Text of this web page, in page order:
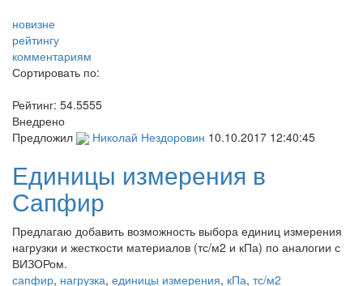
новизне
рейтингу
комментариям
Сортировать по:
Рейтинг: 54.5555
Внедрено
Предложил
Николай Нездоровин 10.10.2017 12:40:45
Единицы измерения в
Сапфир
Предлагаю добавить возможность выбора единиц измерения
нагрузки и жесткости материалов (тс/м2 и кПа) по аналогии с
ВИЗОРом.
сапфир, нагрузка, единицы измерения, кПа, тс/м2